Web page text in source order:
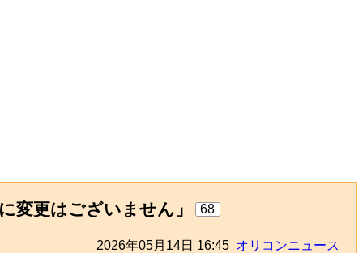
変更はございません」 68
2026年05月14日 16:45 オリコンニュース